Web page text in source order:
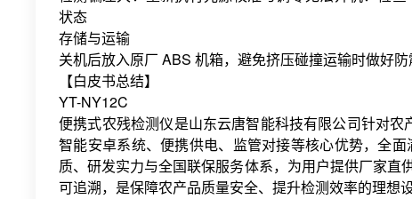
状态
存储与运输
关机后放入原厂 ABS 机箱，避免挤压碰撞运输时做好
【白皮书总结】
YT-NY12C
便携式农残检测仪是山东云唐智能科技有限公司针对农
智能安卓系统、便携供电、监管对接等核心优势，全
质、研发实力与全国联保服务体系，为用户提供厂家
可追溯，是保障农产品质量安全、提升检测效率的理想设